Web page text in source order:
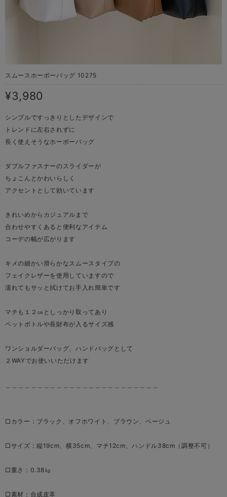
スムースホーボーバッグ 10275
¥3,980
シンプルですっきりとしたデザインで
トレンドに左右されずに
長く使えそうなホーボーバッグ
ダブルファスナーのスライダーが
ちょこんとかわいらしく
アクセントとして効いています
きれいめからカジュアルまで
合わせやすくあると便利なアイテム
コーデの幅が広がります
キメの細かい滑らかなスムースタイプの
フェイクレザーを使用していますので
濡れてもサッと拭けてお手入れ簡単です
マチも１２㎝としっかり取ってあり
ペットボトルや長財布が入るサイズ感
ワンショルダーバッグ、ハンドバッグとして
２WAYでお使いいただけます
□カラー：ブラック、オフホワイト、ブラウン、ベージュ
□サイズ：縦19cm、横35cm、マチ12cm、ハンドル38cm（調整不可）
□重さ：0.38㎏
□素材：合成皮革